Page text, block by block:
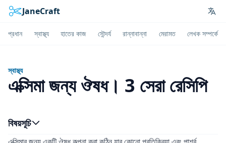
JaneCraft
প্রধান স্বাস্থ্য হাতের কাজ সৌন্দর্য রান্নাবান্না মেরামত লেখক সম্পর্কে
স্বাস্থ্য
এক্সিমা জন্য ঔষধ। 3 সেরা রেসিপি
বিষয়সূচি